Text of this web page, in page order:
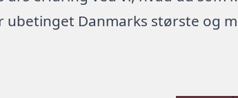
ubetinget Danmarks største og